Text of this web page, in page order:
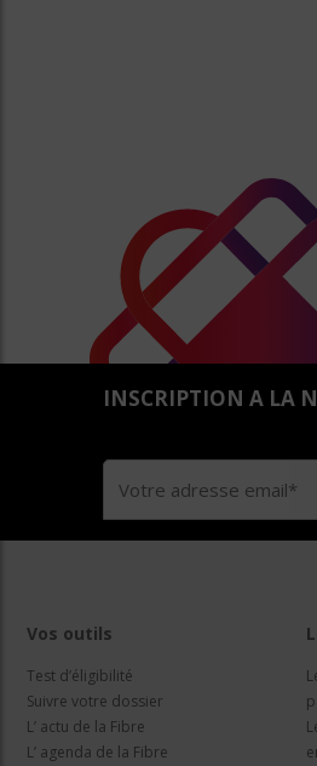
INSCRIPTION A LA
Vos outils
Test d’éligibilité
Suivre votre dossier
L’ actu de la Fibre
L’ agenda de la Fibre